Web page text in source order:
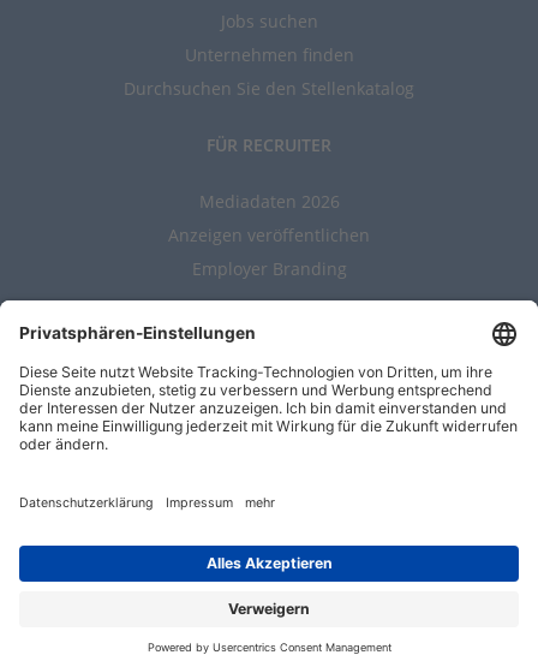
Jobs suchen
Unternehmen finden
Durchsuchen Sie den Stellenkatalog
FÜR RECRUITER
Mediadaten 2026
Anzeigen veröffentlichen
Employer Branding
ALLGEMEIN
Kontakt
AGBs
Entwickelt durchJobiqo